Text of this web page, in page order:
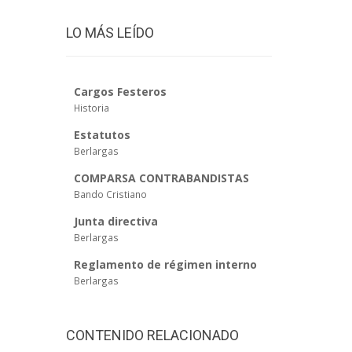
LO MÁS LEÍDO
Cargos Festeros
Historia
Estatutos
Berlargas
COMPARSA CONTRABANDISTAS
Bando Cristiano
Junta directiva
Berlargas
Reglamento de régimen interno
Berlargas
CONTENIDO RELACIONADO